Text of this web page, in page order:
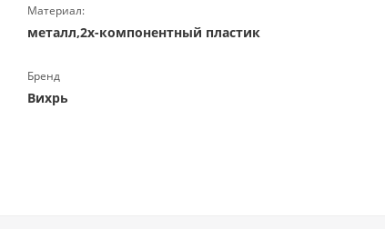
Материал:
металл,2х-компонентный пластик
Бренд
Вихрь